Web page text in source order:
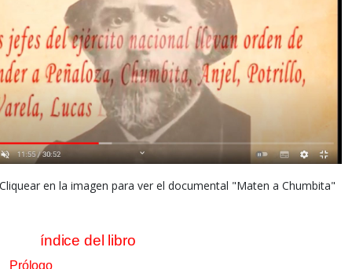
Cliquear en la imagen para ver el documental "Maten a Chumbita"
índice del libro
Prólogo